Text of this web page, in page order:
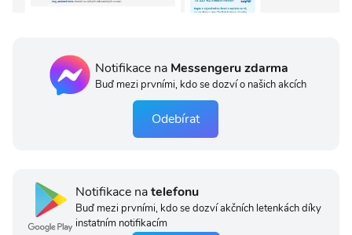
Notifikace na Messengeru zdarma
Buď mezi prvními, kdo se dozví o našich akcích
Odebírat
Notifikace natelefonu
Buď mezi prvními, kdo se dozví akčních letenkách díky
instatním notifikacím